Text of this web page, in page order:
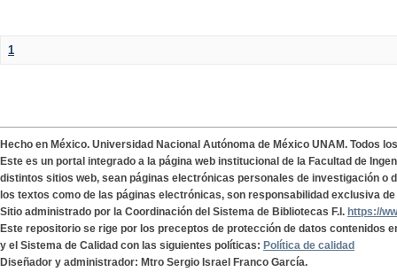
1
Hecho en México. Universidad Nacional Autónoma de México UNAM. Todos
Este es un portal integrado a la página web institucional de la Facultad de
distintos sitios web, sean páginas electrónicas personales de investigación o
los textos como de las páginas electrónicas, son responsabilidad exclusiva
Sitio administrado por la Coordinación del Sistema de Bibliotecas F.I. https://
Este repositorio se rige por los preceptos de protección de datos contenidos
y el Sistema de Calidad con las siguientes políticas: Política de calidad
Diseñador y administrador: Mtro Sergio Israel Franco García.